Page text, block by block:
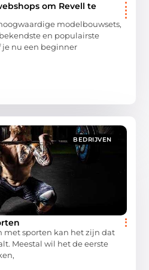
om Revell te
modelbouwsets,
en populairste
je nu een beginner
BEDRIJVEN
met sporten kan het zijn dat
Meestal wil het de eerste